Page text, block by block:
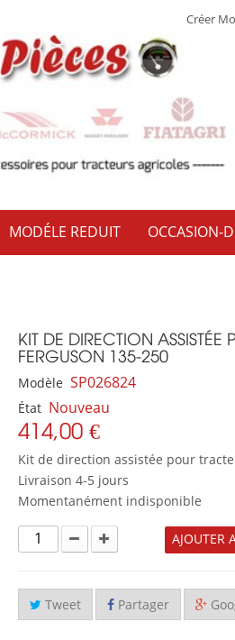
Créer
MODÉLE REDUIT OCCASION-
KIT DE DIRECTION ASSISTÉE
FERGUSON 135-250
Modèle SP026824
État Nouveau
414,00 €
Kit de direction assistée pour
Livraison 4-5 jours
Momentanément indisponible
AJOUTER
Tweet Partager